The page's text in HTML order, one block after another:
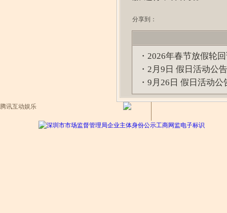
分享到：
・ 2026年春节放假轮
・ 2月9日 假日活动公告
・ 9月26日 假日活动公
腾讯互动娱乐
工商网监电子标识